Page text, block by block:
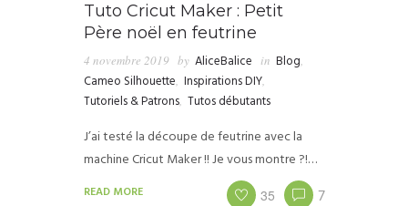
Tuto Cricut Maker : Petit
Père noël en feutrine
4 novembre 2019 by AliceBalice in Blog,
Cameo Silhouette, Inspirations DIY,
Tutoriels & Patrons, Tutos débutants
J’ai testé la découpe de feutrine avec la
machine Cricut Maker !! Je vous montre ?!…
READ MORE 35 7